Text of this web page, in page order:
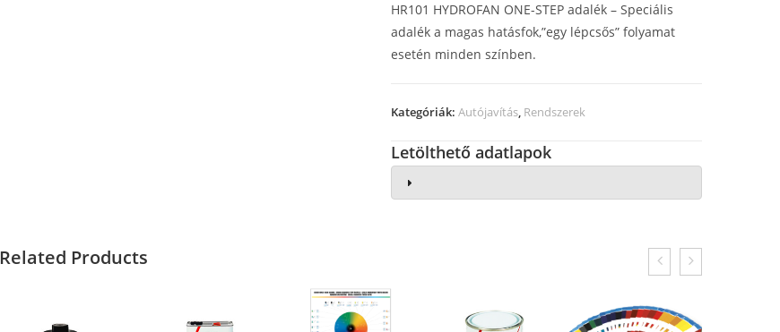
HR101 HYDROFAN ONE-STEP adalék – Speciális
adalék a magas hatásfok,”egy lépcsős” folyamat
esetén minden színben.
Kategóriák:Autójavítás, Rendszerek
Letölthető adatlapok
Related Products